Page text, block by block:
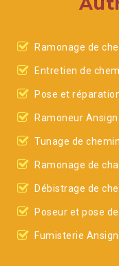
Ramonage de
Entretien de
Pose et
Ramoneur
Tunage de
Ramonage de
Débistrage de
Poseur et pose
Fumisterie